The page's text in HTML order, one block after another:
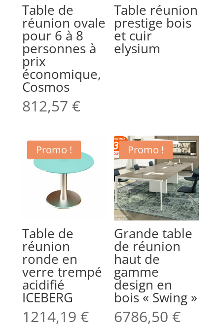
Table de
réunion ovale
pour 6 à 8
personnes à
prix
économique,
Cosmos
812,57 €
Table réunion
prestige bois
et cuir
elysium
Promo !
Table de
réunion
ronde en
verre trempé
acidifié
ICEBERG
1214,19 €
Promo !
Grande table
de réunion
haut de
gamme
design en
bois « Swing »
6786,50€